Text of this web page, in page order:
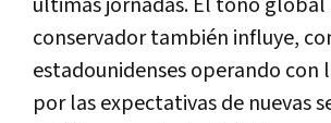
conservador también influye,
estadounidenses operando con
por las expectativas de nuevas